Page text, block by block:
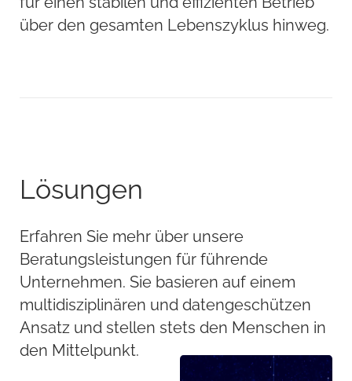
über den gesamten Lebenszyklus hinweg.
Lösungen
Erfahren Sie mehr über unsere
Beratungsleistungen für führende
Unternehmen. Sie basieren auf einem
multidisziplinären und datengeschützen
Ansatz und stellen stets den Menschen in
den Mittelpunkt.